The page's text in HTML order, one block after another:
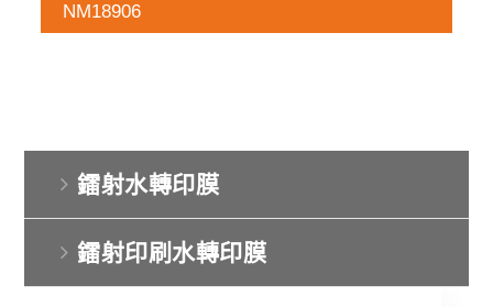
NM18906
鐳射水轉印膜
鐳射印刷水轉印膜